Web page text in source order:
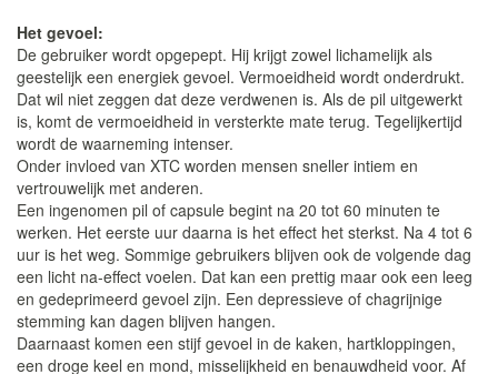
Het gevoel:
De gebruiker wordt opgepept. Hij krijgt zowel lichamelijk als
geestelijk een energiek gevoel. Vermoeidheid wordt onderdrukt.
Dat wil niet zeggen dat deze verdwenen is. Als de pil uitgewerkt
is, komt de vermoeidheid in versterkte mate terug. Tegelijkertijd
wordt de waarneming intenser.
Onder invloed van XTC worden mensen sneller intiem en
vertrouwelijk met anderen.
Een ingenomen pil of capsule begint na 20 tot 60 minuten te
werken. Het eerste uur daarna is het effect het sterkst. Na 4 tot 6
uur is het weg. Sommige gebruikers blijven ook de volgende dag
een licht na-effect voelen. Dat kan een prettig maar ook een leeg
en gedeprimeerd gevoel zijn. Een depressieve of chagrijnige
stemming kan dagen blijven hangen.
Daarnaast komen een stijf gevoel in de kaken, hartkloppingen,
een droge keel en mond, misselijkheid en benauwdheid voor. Af